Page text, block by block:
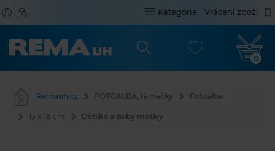
Kategorie Vrácení zboží
0
Remauh.cz FOTOALBA, rámečky Fotoalba
13 x 18 cm Dětské a Baby motivy